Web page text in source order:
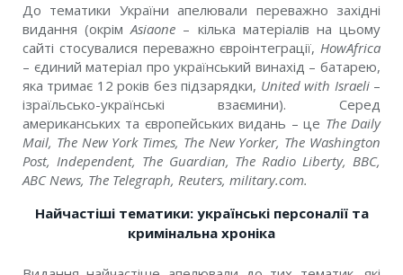
До тематики України апелювали переважно західні
видання (окрімAsiaone – кілька матеріалів на цьому
сайті стосувалися переважно євроінтеграції, HowAfrica
– єдиний матеріал про український винахід – батарею,
яка тримає 12 років без підзарядки, United with Israeli–
ізраїльсько-українські взаємини). Серед
американських та європейських видань – це The Daily
Mail, The New York Times, The New Yorker, The Washington
Post, Independent, The Guardian, The Radio Liberty, BBC,
ABC News, The Telegraph, Reuters, military.com.
Найчастіші тематики: українські персоналії та
кримінальна хроніка